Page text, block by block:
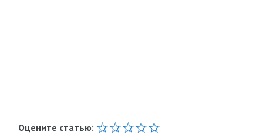
Оцените статью: